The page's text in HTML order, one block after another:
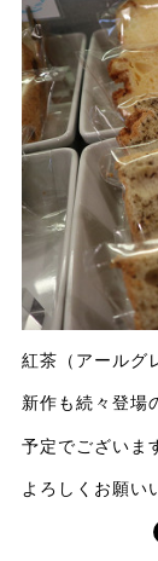
紅茶（アールグ
新作も続々登場
予定でございま
よろしくお願い